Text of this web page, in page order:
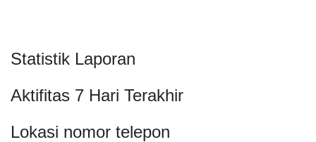
Statistik Laporan
Aktifitas 7 Hari Terakhir
Lokasi nomor telepon